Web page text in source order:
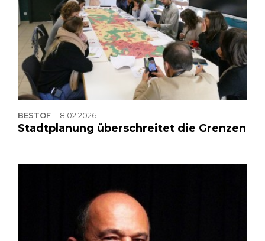
BESTOF-18.02.2026
Stadtplanung überschreitet die Grenzen